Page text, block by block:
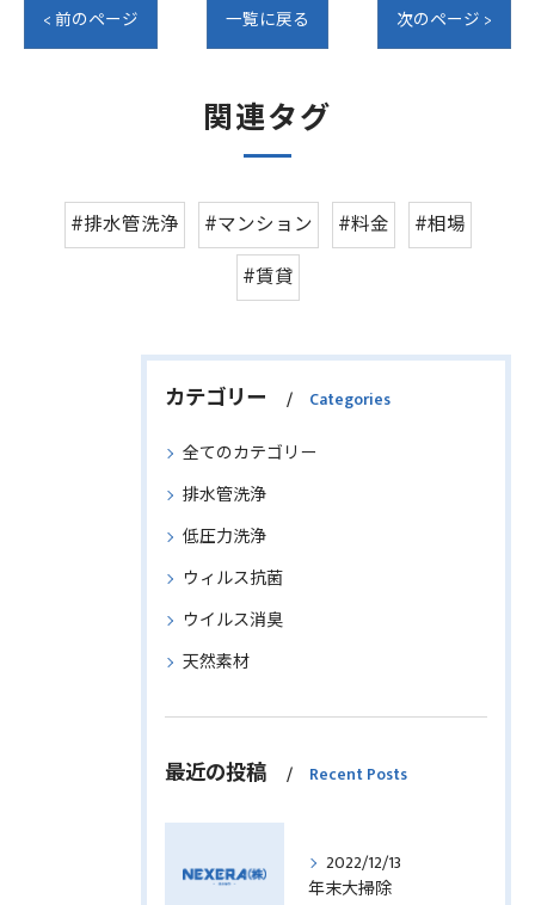
< 前のページ 一覧に戻る 次のページ >
関連タグ
#排水管洗浄 #マンション #料金
#相場
#賃貸
カテゴリー Categories
全てのカテゴリー
排水管洗浄
低圧力洗浄
ウィルス抗菌
ウイルス消臭
天然素材
最近の投稿 Recent Posts
2022/12/13
年末大掃除